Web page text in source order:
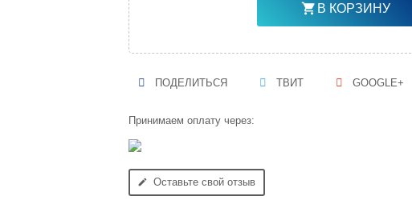
shopping_cart В КОРЗИНУ
ПОДЕЛИТЬСЯ ТВИТ GOOGLE+
Принимаем оплату через:
edit Оставьте свой отзыв